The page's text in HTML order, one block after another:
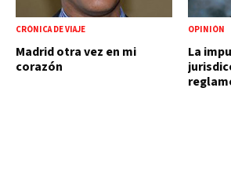
CRÓNICA DE VIAJE
Madrid otra vez en mi
corazón
OPINIÓN
La